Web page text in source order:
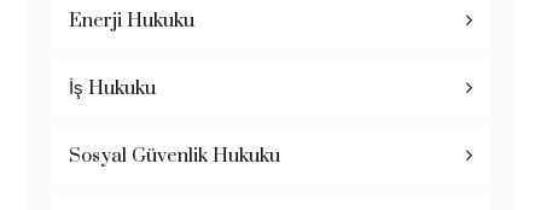
Enerji Hukuku
İş Hukuku
Sosyal Güvenlik Hukuku